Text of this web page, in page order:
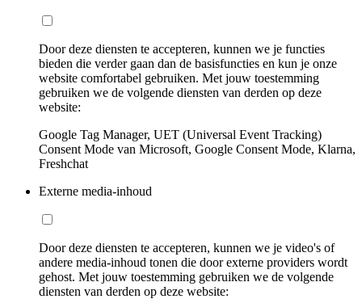
Door deze diensten te accepteren, kunnen we je functies
bieden die verder gaan dan de basisfuncties en kun je onze
website comfortabel gebruiken. Met jouw toestemming
gebruiken we de volgende diensten van derden op deze
website:
Google Tag Manager, UET (Universal Event Tracking)
Consent Mode van Microsoft, Google Consent Mode, Klarna,
Freshchat
Externe media-inhoud
Door deze diensten te accepteren, kunnen we je video's of
andere media-inhoud tonen die door externe providers wordt
gehost. Met jouw toestemming gebruiken we de volgende
diensten van derden op deze website: